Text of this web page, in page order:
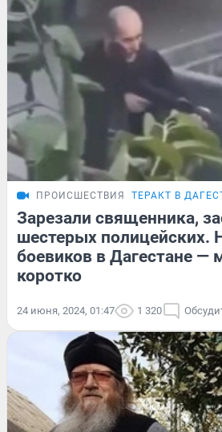
ПРОИСШЕСТВИЯ ТЕРАКТ В
Зарезали священника,
шестерых полицейских.
боевиков в Дагестане —
коротко
24 июня, 2024, 01:47 1 320